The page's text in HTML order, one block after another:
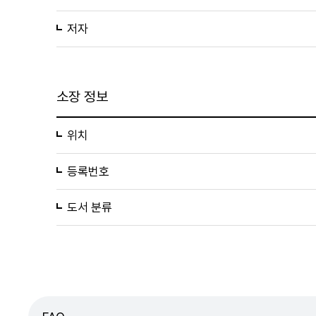
저자
소장 정보
위치
등록번호
도서 분류